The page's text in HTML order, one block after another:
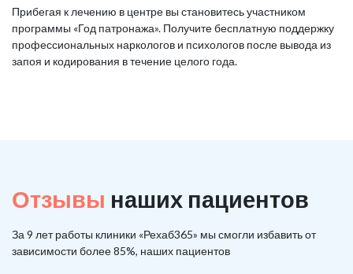
Прибегая к лечению в центре вы становитесь участником
программы «Год патронажа». Получите бесплатную поддержку
профессиональных наркологов и психологов после вывода из
запоя и кодирования в течение целого года.
Отзывы наших пациентов
За 9 лет работы клиники «Рехаб365» мы смогли избавить от
зависимости более 85%, наших пациентов